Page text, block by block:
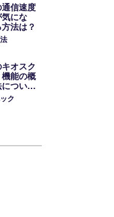
信速度
にな
法は？
オスク
能の概
ついて
ク